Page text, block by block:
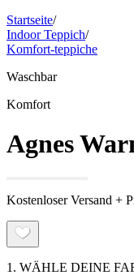
Startseite/
Indoor Teppich/
Komfort-teppiche
Waschbar
Komfort
Agnes
Kostenloser Versand +
1. WÄHLE DEINE